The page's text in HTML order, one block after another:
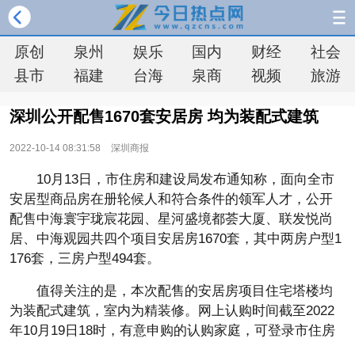
原创 泉州 娱乐 国内 财经
社会
县市
福建 台海 泉商 视频 旅游
深圳公开配售1670套安居房 均为装配式建筑
2022-10-14 08:31:58 深圳商报
10月13日，市住房和建设局发布通知称，面向全市
安居型商品房在册轮候人和符合条件的领军人才，公开
配售中海寰宇珑宸花园、星河盛境都荟大厦、联发悦尚
居、中海观园共四个项目安居房1670套，其中两房户型1
176套，三房户型494套。
值得关注的是，本次配售的安居房项目住宅塔楼均
为装配式建筑，室内为精装修。网上认购时间截至2022
年10月19日18时，有意申购的认购家庭，可登录市住房